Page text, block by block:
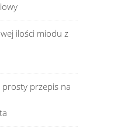
ilości miodu z
prosty przepis na